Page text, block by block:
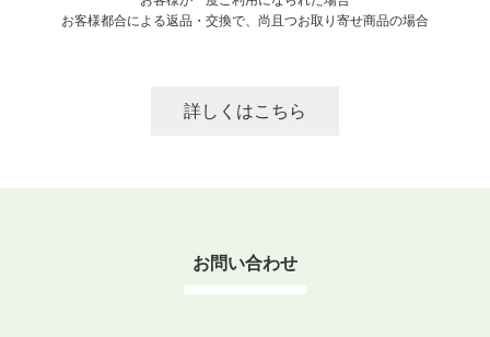
お客様都合による返品・交換で、尚且つお取り寄せ商品の場合
詳しくはこちら
お問い合わせ